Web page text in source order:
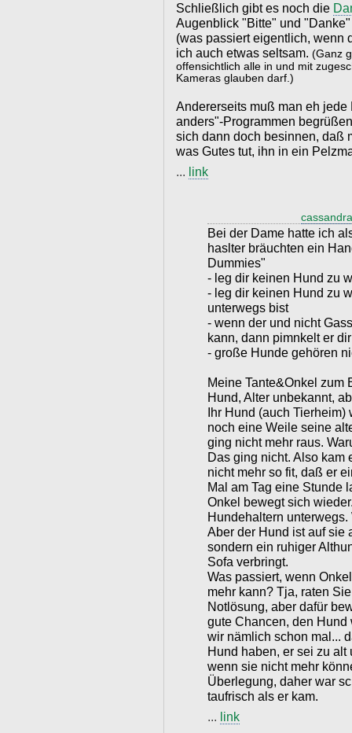
Schließlich gibt es noch die
Augenblick "Bitte" und
(was passiert eigentlich, wenn
ich auch etwas seltsam. (Ganz
offensichtlich alle in und mit
Kameras glauben darf.)
Andererseits muß man eh
anders"-Programmen
sich dann doch besinnen, daß
was Gutes tut, ihn in ein
... link
Bei der Dame hatte ich
haslter bräuchten ein
Dummies"
- leg dir keinen Hund zu
- leg dir keinen Hund zu
unterwegs bist
- wenn der und nicht
kann, dann pimnkelt er
- große Hunde gehören
Meine Tante&Onkel zum
Hund, Alter unbekannt,
Ihr Hund (auch Tierheim)
noch eine Weile seine
ging nicht mehr raus.
Das ging nicht. Also kam
nicht mehr so fit, daß er
Mal am Tag eine Stunde
Onkel bewegt sich
Hundehaltern
Aber der Hund ist auf sie
sondern ein ruhiger
Sofa verbringt.
Was passiert, wenn
mehr kann? Tja, raten
Notlösung, aber dafür
gute Chancen, den
wir nämlich schon mal...
Hund haben, er sei zu
wenn sie nicht mehr
Überlegung, daher war
taufrisch als er kam.
... link